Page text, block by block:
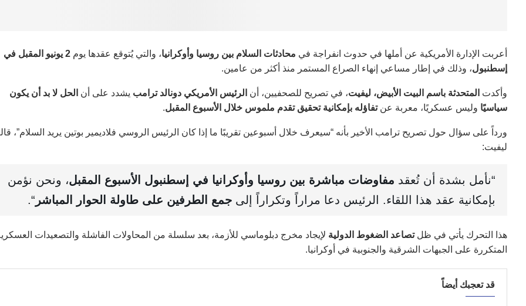
أعربت الإدارة الأمريكية عن أملها في حدوث انفراجة في محادثات السلام بين روسيا وأوكرانيا، والتي يُتوقع عقدها يوم
2 يونيو المقبل في
إسطنبول، وذلك في إطار مساعي إنهاء الصراع المستمر منذ أكثر من عامين.
وأكدت المتحدثة باسم البيت الأبيض، ليفيت، في تصريح للصحفيين، أن الرئيس الأمريكي دونالد ترامب يشدد على أن الحل لا بد أن يكون
سياسيًا وليس عسكريًا، معربة عنتفاؤله بإمكانية تحقيق تقدم ملموس خلال الأسبوع المقبل.
ورداً على سؤال حول تصريح ترامب الأخير بأنه “سيعرف خلال أسبوعين تقريبًا ما إذا كان الرئيس الروسي فلاديمير بوتين يريد السلام”،
ليفيت:
“نأمل بشدة أن تُعقد مفاوضات مباشرة بين روسيا وأوكرانيا في إسطنبول الأسبوع المقبل، ونحن نؤمن
بإمكانية عقد هذا اللقاء. الرئيس دعا مراراً وتكراراً إلى جمع الطرفين على طاولة الحوار المباشر “.
هذا التحرك يأتي في ظلتصاعد الضغوط الدولية لإيجاد مخرج دبلوماسي للأزمة، بعد سلسلة من المحاولات الفاشلة والتصعيدات
المتكررة على الجبهات الشرقية والجنوبية في أوكرانيا.
قد تعجبك أيضاً